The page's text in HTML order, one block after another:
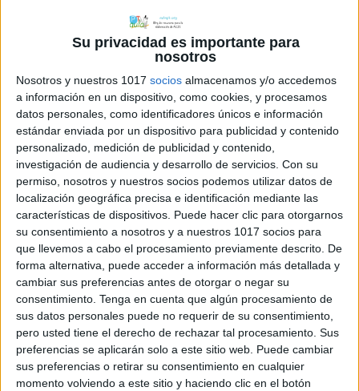
Su privacidad es importante para
nosotros
Nosotros y nuestros 1017 socios almacenamos y/o accedemos
a información en un dispositivo, como cookies, y procesamos
datos personales, como identificadores únicos e información
estándar enviada por un dispositivo para publicidad y contenido
personalizado, medición de publicidad y contenido,
investigación de audiencia y desarrollo de servicios. Con su
permiso, nosotros y nuestros socios podemos utilizar datos de
localización geográfica precisa e identificación mediante las
características de dispositivos. Puede hacer clic para otorgarnos
su consentimiento a nosotros y a nuestros 1017 socios para
que llevemos a cabo el procesamiento previamente descrito. De
forma alternativa, puede acceder a información más detallada y
cambiar sus preferencias antes de otorgar o negar su
consentimiento. Tenga en cuenta que algún procesamiento de
sus datos personales puede no requerir de su consentimiento,
pero usted tiene el derecho de rechazar tal procesamiento. Sus
preferencias se aplicarán solo a este sitio web. Puede cambiar
sus preferencias o retirar su consentimiento en cualquier
momento volviendo a este sitio y haciendo clic en el botón